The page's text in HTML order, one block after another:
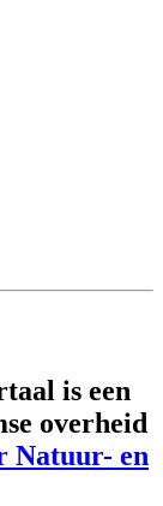
is een
overheid
Natuur- en